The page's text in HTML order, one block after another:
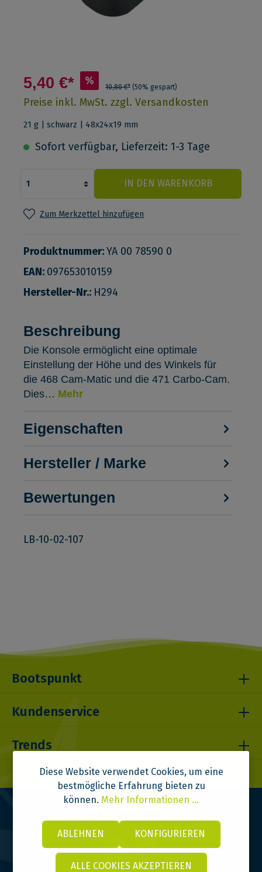
5,40 €* % 10,80 €* (50% gespart)
Preise inkl. MwSt. zzgl. Versandkosten
21 g | schwarz | 48x24x19 mm
Sofort verfügbar, Lieferzeit: 1-3 Tage
IN DEN WARENKORB
Zum Merkzettel hinzufügen
Produktnummer:YA 00 78590 0
EAN: 097653010159
Hersteller-Nr.: H294
Beschreibung
Die Konsole ermöglicht eine optimale
Einstellung der Höhe und des Winkels für
die 468 Cam-Matic und die 471 Carbo-Cam.
Dies… Mehr
Eigenschaften
Hersteller / Marke
Bewertungen
LB-10-02-107
Bootspunkt
Kundenservice
Trends
Diese Website verwendet Cookies, um eine
bestmögliche Erfahrung bieten zu
können. Mehr Informationen ...
ABLEHNEN KONFIGURIEREN
ALLE COOKIES AKZEPTIEREN